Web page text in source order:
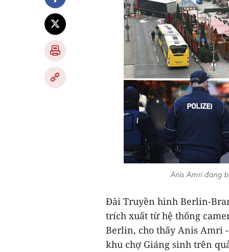
Anis Amri đang
Đài Truyền hình Berlin-
trích xuất từ hệ thống
Berlin, cho thấy Anis Amri
khu chợ Giáng sinh trên